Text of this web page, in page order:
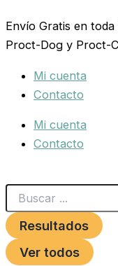
al
contenido
Envío Gratis en
Proct-Dog y Proct-
Mi cuenta
Contacto
Mi cuenta
Contacto
...
Resultados
Ver todos
CUERO
LISO
12x300mm.
cantidad